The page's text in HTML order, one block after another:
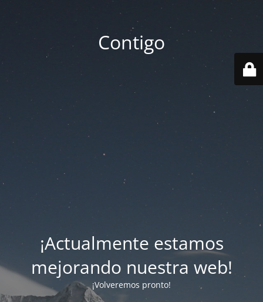
Contigo
¡Actualmente estamos
mejorando nuestra web!
¡Volveremos pronto!